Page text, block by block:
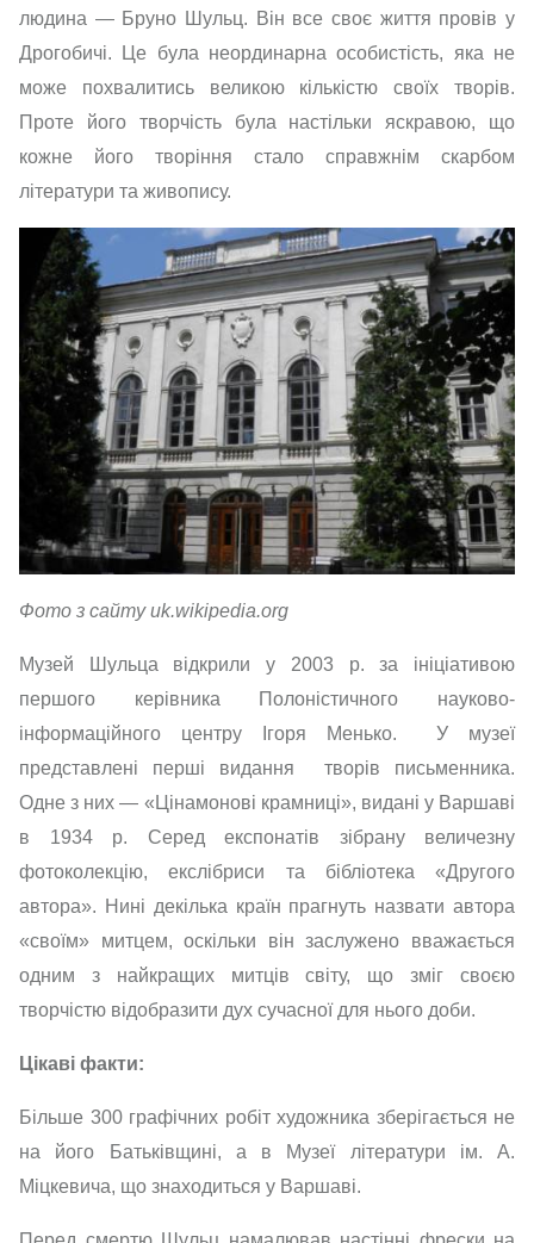
людина — Бруно Шульц. Він все своє життя провів у
Дрогобичі. Це була неординарна особистість, яка не
може похвалитись великою кількістю своїх творів.
Проте його творчість була настільки яскравою, що
кожне його творіння стало справжнім скарбом
літератури та живопису.
Фото з сайту uk.wikipedia.org
Музей Шульца відкрили у 2003 р. за ініціативою
першого керівника Полоністичного науково-
інформаційного центру Ігоря Менько. У музеї
представлені перші видання творів письменника.
Одне з них — «Цінамонові крамниці», видані у Варшаві
в 1934 р. Серед експонатів зібрану величезну
фотоколекцію, екслібриси та бібліотека «Другого
автора». Нині декілька країн прагнуть назвати автора
«своїм» митцем, оскільки він заслужено вважається
одним з найкращих митців світу, що зміг своєю
творчістю відобразити дух сучасної для нього доби.
Цікаві факти:
Більше 300 графічних робіт художника зберігається не
на його Батьківщині, а в Музеї літератури ім. А.
Міцкевича, що знаходиться у Варшаві.